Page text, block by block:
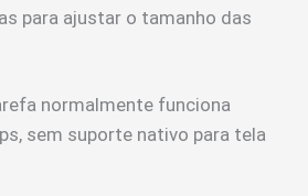
para ajustar o tamanho das
normalmente funciona
sem suporte nativo para tela